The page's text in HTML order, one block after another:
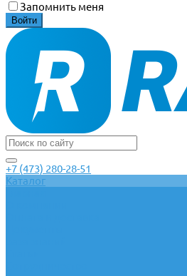
Запомнить меня
+7 (473) 280-28-51
Каталог